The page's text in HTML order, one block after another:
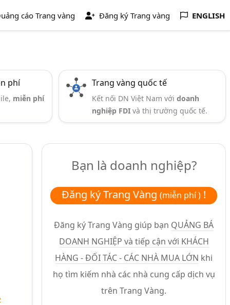
cáo Trang vàng Đăng ký Trang vàng ENGLISH
phí
miễn phí
Trang vàng quốc tế
Kết nối DN Việt Nam vớidoanh
nghiệp FDI và thị trường quốc tế.
Bạn là doanh nghiệp?
Đăng ký Trang Vàng(miễn phí ) !
Đăng ký Trang Vàng giúp bạn QUẢNG BÁ
DOANH NGHIỆP và tiếp cận với KHÁCH
HÀNG - ĐỐI TÁC - CÁC NHÀ MUA LỚN khi
họ tìm kiếm nhà các nhà cung cấp dịch vụ
trên Trang Vàng.